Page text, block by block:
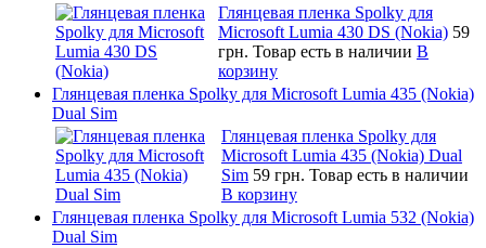
Глянцевая пленка Spolky для
Microsoft Lumia 430 DS (Nokia) 59
грн. Товар есть в наличии В
корзину
Глянцевая пленка Spolky для Microsoft Lumia 435 (Nokia)
Dual Sim
Глянцевая пленка Spolky для
Microsoft Lumia 435 (Nokia) Dual
Sim 59 грн. Товар есть в наличии
В корзину
Глянцевая пленка Spolky для Microsoft Lumia 532 (Nokia)
Dual Sim